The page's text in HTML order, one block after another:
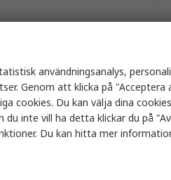
Measurement
användningsanalys,
Genom att klicka på "Acceptera
cookies. Du kan välja dina
inte vill ha detta klickar du på
Du kan hitta mer